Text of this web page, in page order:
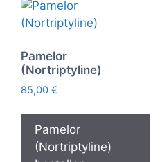
Pamelor
(Nortriptyline)
85,00 €
Pamelor
(Nortriptyline)